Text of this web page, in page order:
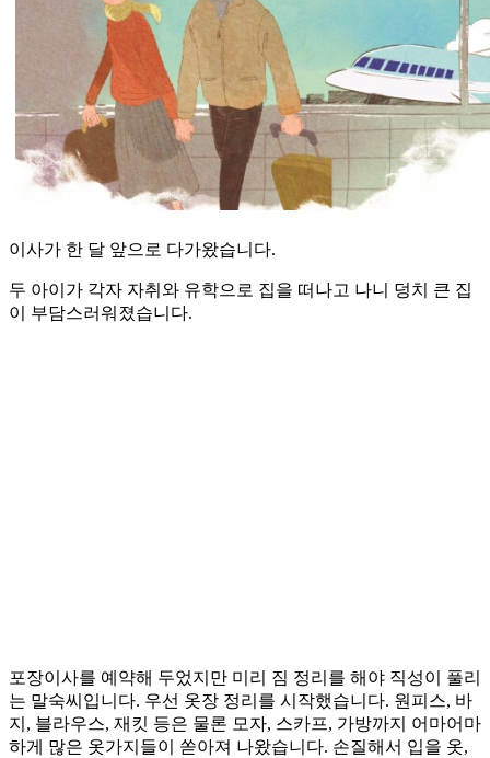
이사가 한 달 앞으로 다가왔습니다.
두 아이가 각자 자취와 유학으로 집을 떠나고 나니 덩치 큰 집
이 부담스러워졌습니다.
포장이사를 예약해 두었지만 미리 짐 정리를 해야 직성이 풀리
는 말숙씨입니다. 우선 옷장 정리를 시작했습니다. 원피스, 바
지, 블라우스, 재킷 등은 물론 모자, 스카프, 가방까지 어마어마
하게 많은 옷가지들이 쏟아져 나왔습니다. 손질해서 입을 옷,